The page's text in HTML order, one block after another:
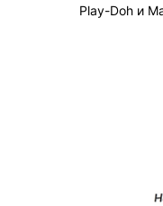
Play-Doh и